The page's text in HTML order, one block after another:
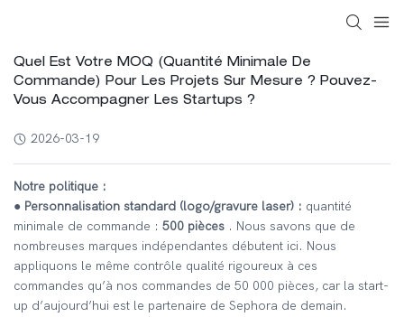
Quel Est Votre MOQ (quantité Minimale De
Commande) Pour Les Projets Sur Mesure ? Pouvez-
Vous Accompagner Les Startups ?
2026-03-19
Notre politique :
● Personnalisation standard (logo/gravure laser) : quantité
minimale de commande : 500 pièces . Nous savons que de
nombreuses marques indépendantes débutent ici. Nous
appliquons le même contrôle qualité rigoureux à ces
commandes qu’à nos commandes de 50 000 pièces, car la start-
up d’aujourd’hui est le partenaire de Sephora de demain.